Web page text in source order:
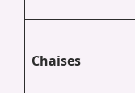
Chaises